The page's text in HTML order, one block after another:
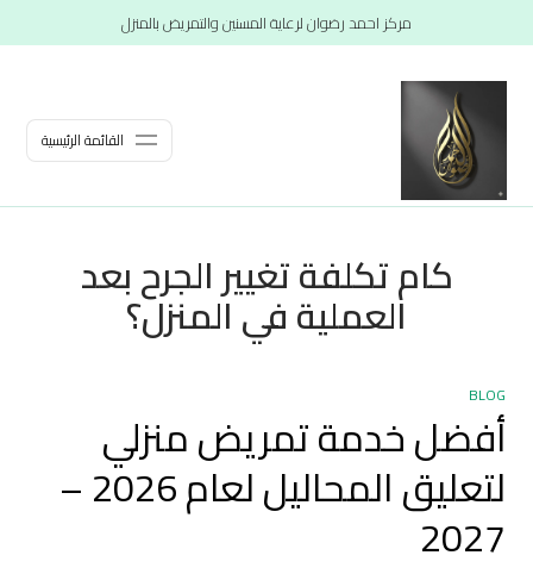
مركز احمد رضوان لرعاية المسنين والتمريض بالمنزل
القائمة الرئيسية
كام تكلفة تغيير الجرح بعد
العملية في المنزل؟
BLOG
أفضل خدمة تمريض منزلي
لتعليق المحاليل لعام 2026 –
2027